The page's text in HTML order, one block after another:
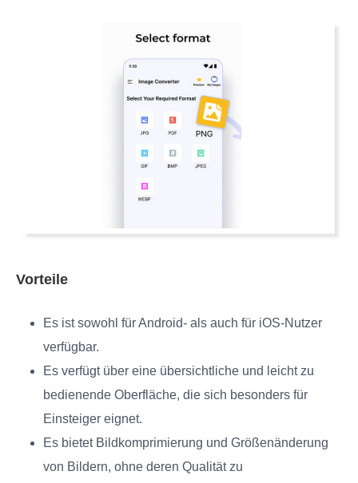
Vorteile
Es ist sowohl für Android- als auch für iOS-Nutzer
verfügbar.
Es verfügt über eine übersichtliche und leicht zu
bedienende Oberfläche, die sich besonders für
Einsteiger eignet.
Es bietet Bildkomprimierung und Größenänderung
von Bildern, ohne deren Qualität zu